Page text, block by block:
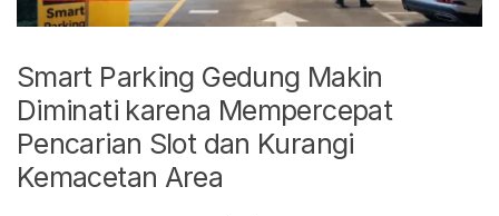
Smart Parking Gedung Makin
Diminati karena Mempercepat
Pencarian Slot dan Kurangi
Kemacetan Area